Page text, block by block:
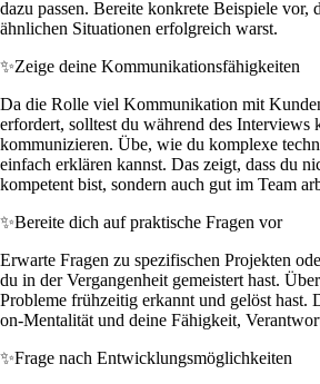
dazu passen. Bereite konkrete Beispiele vor,
ähnlichen Situationen erfolgreich warst.
✨Zeige deine Kommunikationsfähigkeiten
Da die Rolle viel Kommunikation mit
erfordert, solltest du während des Interviews
kommunizieren. Übe, wie du komplexe
einfach erklären kannst. Das zeigt, dass du
kompetent bist, sondern auch gut im Team
✨Bereite dich auf praktische Fragen vor
Erwarte Fragen zu spezifischen Projekten
du in der Vergangenheit gemeistert hast.
Probleme frühzeitig erkannt und gelöst hast.
on-Mentalität und deine Fähigkeit,
✨Frage nach Entwicklungsmöglichkeiten